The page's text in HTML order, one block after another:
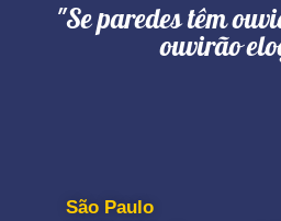
"Se paredes têm
ouvirão
São Paulo